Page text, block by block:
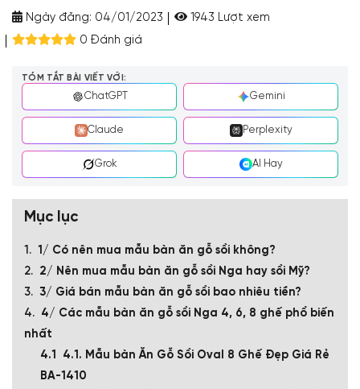
Ngày đăng: 04/01/2023
1943 Lượt xem
0 Đánh giá
TÓM TẮT BÀI VIẾT VỚI:
ChatGPT Gemini
Claude Perplexity
Grok AI Hay
Mục lục
1/ Có nên mua mẫu bàn ăn gỗ sồi không?
2/ Nên mua mẫu bàn ăn gỗ sồi Nga hay sồi Mỹ?
3/ Giá bán mẫu bàn ăn gỗ sồi bao nhiêu tiền?
4/ Các mẫu bàn ăn gỗ sồi Nga 4, 6, 8 ghế phổ biến
nhất
4.1. Mẫu bàn Ăn Gỗ Sồi Oval 8 Ghế Đẹp Giá Rẻ
BA-1410